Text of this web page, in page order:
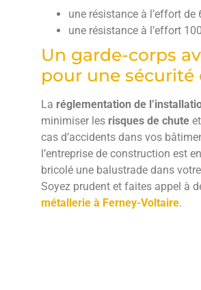
une résistance à l’effort
une résistance à l’effort
Un garde-corps
pour une
La réglementation de
minimiser les risques de chute
cas d’accidents dans vos
l’entreprise de construction est
bricolé une balustrade dans
Soyez prudent et faites appel à
métallerie à Ferney-Voltaire.